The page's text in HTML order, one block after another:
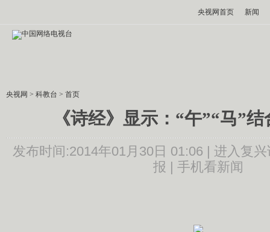
央视网首页 新闻
央视网 > 科教台 > 首页
《诗经》显示：“午”“马”
发布时间:2014年01月30日 01:06 | 进入复兴
报 | 手机看新闻